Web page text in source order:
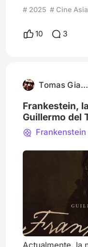
las películas
estrenase en
mayo; y no es
conseguido
# 2025 # Cine
10 3
Tomas Giaveno
Frankestein,
Guillermo del
Frankenstein